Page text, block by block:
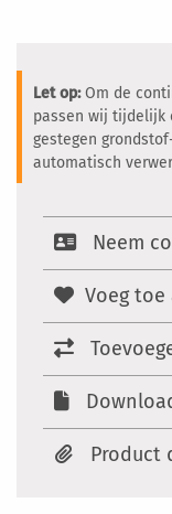
Let op:Om de
passen wij tijdelijk
gestegen
automatisch
Neem
Voeg
Product
gallerij